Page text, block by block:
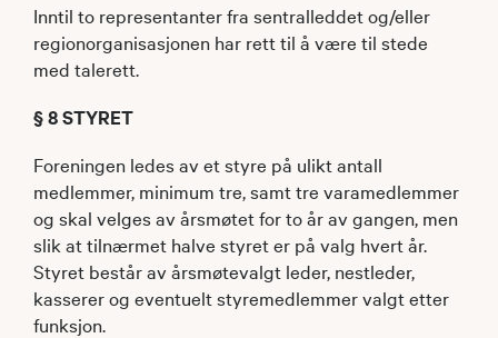
Inntil to representanter fra sentralleddet og/eller
regionorganisasjonen har rett til å være til stede
med talerett.
§ 8 STYRET
Foreningen ledes av et styre på ulikt antall
medlemmer, minimum tre, samt tre vara­medlemmer
og skal velges av årsmøtet for to år av gangen, men
slik at tilnærmet halve styret er på valg hvert år.
Styret består av årsmøtevalgt leder, nestleder,
kasserer og eventuelt styremedlemmer valgt etter
funksjon.